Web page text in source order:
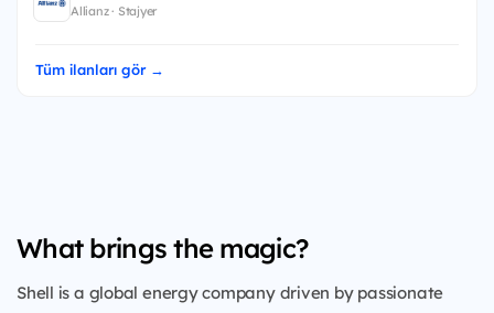
Allianz · Stajyer
Tüm ilanları gör →
What brings the magic?
Shell is a global energy company driven by passionate